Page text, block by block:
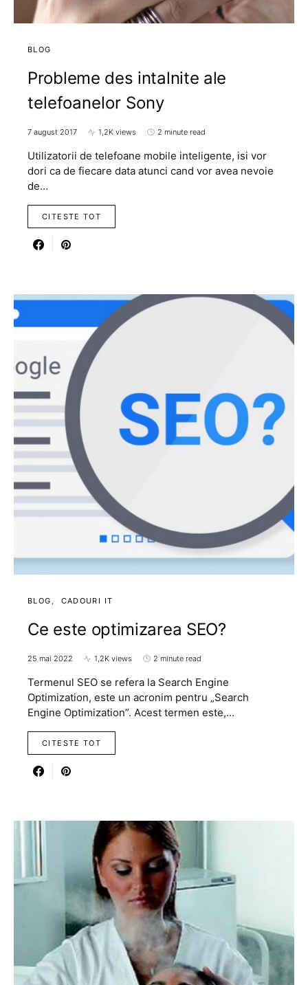
BLOG
Probleme des intalnite ale
telefoanelor Sony
7 august 2017 1,2K views 2 minute read
Utilizatorii de telefoane mobile inteligente, isi vor
dori ca de fiecare data atunci cand vor avea nevoie
de…
CITESTE TOT
BLOG CADOURI IT
Ce este optimizarea SEO?
25 mai 2022 1,2K views 2 minute read
Termenul SEO se refera la Search Engine
Optimization, este un acronim pentru „Search
Engine Optimization”. Acest termen este,…
CITESTE TOT